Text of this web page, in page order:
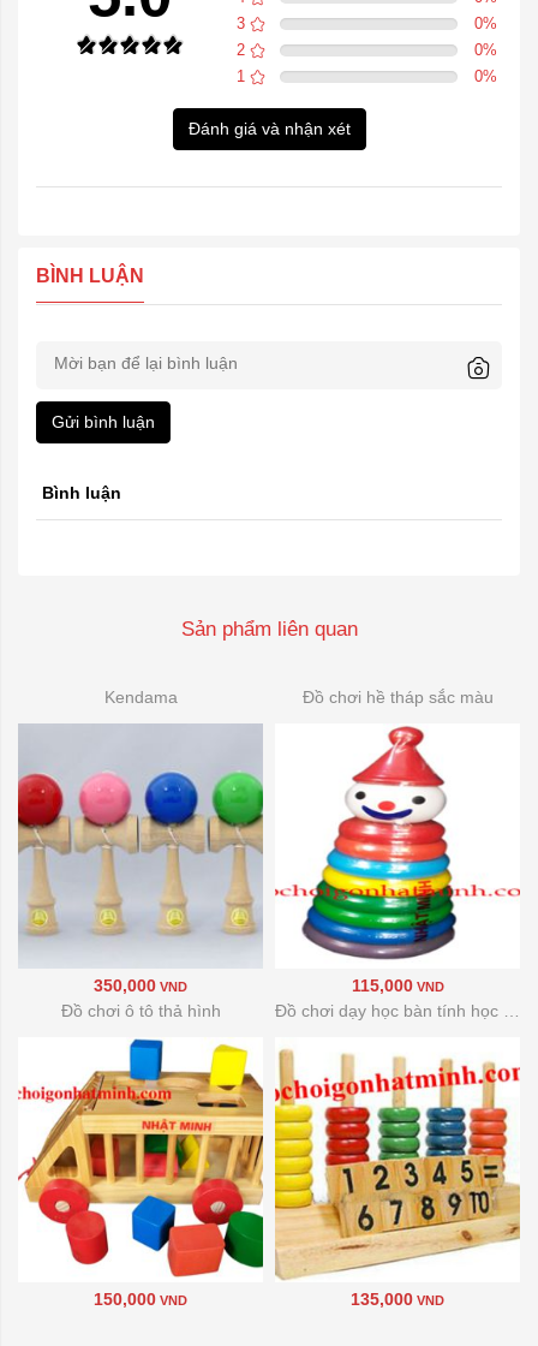
3
0%
2
0%
1
0%
Đánh giá và nhận xét
BÌNH LUẬN
Gửi bình luận
Bình luận
Sản phẩm liên quan
Kendama
350,000 VND
Đồ chơi hề tháp sắc màu
115,000 VND
Đồ chơi ô tô thả hình
150,000 VND 135,000 VND